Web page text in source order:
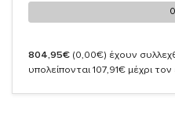
804,95€ (0,00€) έχουν
υπολείπονται 107,91€ μέχρι